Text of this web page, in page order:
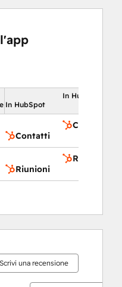
In HubSpot
In HubSpot
Contatti
Contatti
Riunioni
Riunioni
Scrivi una recensione